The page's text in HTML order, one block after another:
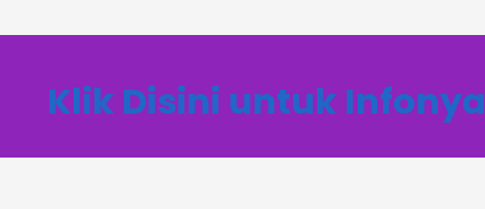
Klik Disini untuk Infonya